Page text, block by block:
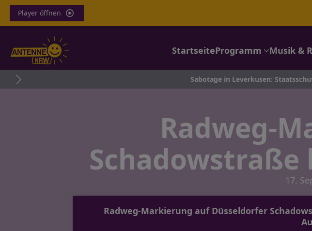
Player öffnen
StartseiteProgramm Musik &
Sabotage in Leverkusen: Staatsschutz
Radweg-
17.
Radweg-Markierung auf Düsseldorfer